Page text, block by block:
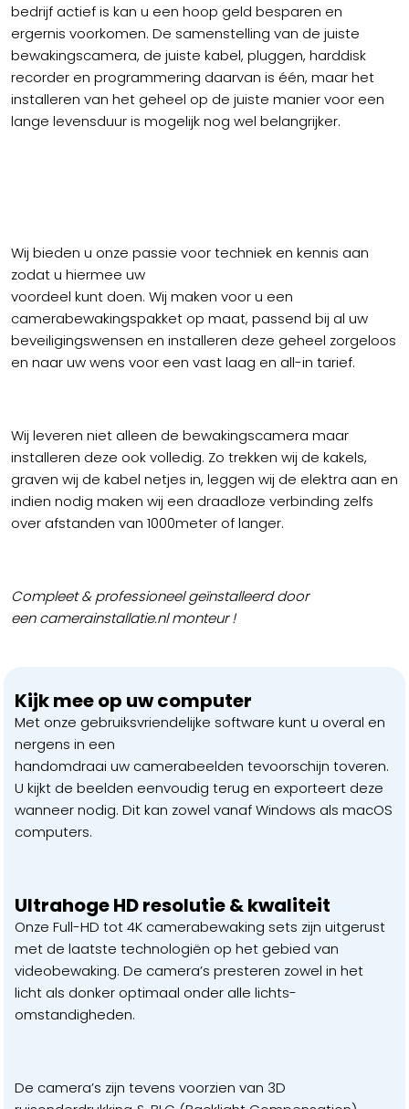
bedrijf actief is kan u een hoop geld besparen en
ergernis voorkomen. De samenstelling van de juiste
bewakingscamera, de juiste kabel, pluggen, harddisk
recorder en programmering daarvan is één, maar het
installeren van het geheel op de juiste manier voor een
lange levensduur is mogelijk nog wel belangrijker.
Wij bieden u onze passie voor techniek en kennis aan
zodat u hiermee uw
voordeel kunt doen. Wij maken voor u een
camerabewakingspakket op maat, passend bij al uw
beveiligingswensen en installeren deze geheel zorgeloos
en naar uw wens voor een vast laag en all-in tarief.
Wij leveren niet alleen de bewakingscamera maar
installeren deze ook volledig. Zo trekken wij de kakels,
graven wij de kabel netjes in, leggen wij de elektra aan en
indien nodig maken wij een draadloze verbinding zelfs
over afstanden van 1000meter of langer.
Compleet & professioneel geïnstalleerd door
een camerainstallatie.nl monteur !
Kijk mee op uw computer
Met onze gebruiksvriendelijke software kunt u overal en
nergens in een
handomdraai uw camerabeelden tevoorschijn toveren.
U kijkt de beelden eenvoudig terug en exporteert deze
wanneer nodig. Dit kan zowel vanaf Windows als macOS
computers.
Ultrahoge HD resolutie & kwaliteit
Onze Full-HD tot 4K camerabewaking sets zijn uitgerust
met de laatste technologiën op het gebied van
videobewaking. De camera’s presteren zowel in het
licht als donker optimaal onder alle lichts-
omstandigheden.
De camera’s zijn tevens voorzien van 3D